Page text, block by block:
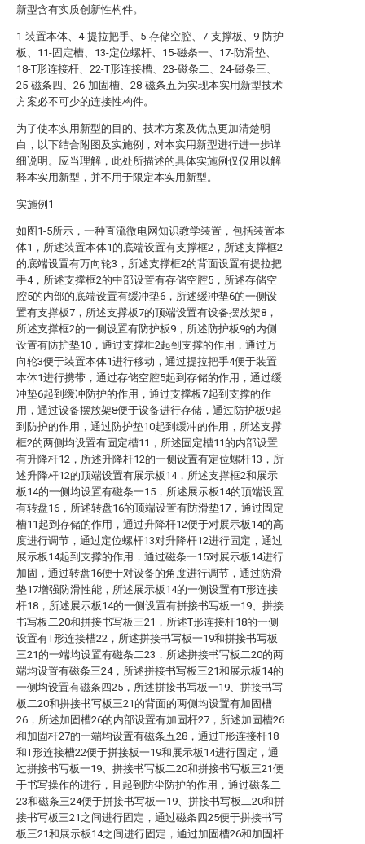
新型含有实质创新性构件。
1-装置本体、4-提拉把手、5-存储空腔、7-支撑板、9-防护
板、11-固定槽、13-定位螺杆、15-磁条一、17-防滑垫、
18-T形连接杆、22-T形连接槽、23-磁条二、24-磁条三、
25-磁条四、26-加固槽、28-磁条五为实现本实用新型技术
方案必不可少的连接性构件。
为了使本实用新型的目的、技术方案及优点更加清楚明
白，以下结合附图及实施例，对本实用新型进行进一步详
细说明。应当理解，此处所描述的具体实施例仅仅用以解
释本实用新型，并不用于限定本实用新型。
实施例1
如图1-5所示，一种直流微电网知识教学装置，包括装置本
体1，所述装置本体1的底端设置有支撑框2，所述支撑框2
的底端设置有万向轮3，所述支撑框2的背面设置有提拉把
手4，所述支撑框2的中部设置有存储空腔5，所述存储空
腔5的内部的底端设置有缓冲垫6，所述缓冲垫6的一侧设
置有支撑板7，所述支撑板7的顶端设置有设备摆放架8，
所述支撑框2的一侧设置有防护板9，所述防护板9的内侧
设置有防护垫10，通过支撑框2起到支撑的作用，通过万
向轮3便于装置本体1进行移动，通过提拉把手4便于装置
本体1进行携带，通过存储空腔5起到存储的作用，通过缓
冲垫6起到缓冲防护的作用，通过支撑板7起到支撑的作
用，通过设备摆放架8便于设备进行存储，通过防护板9起
到防护的作用，通过防护垫10起到缓冲的作用，所述支撑
框2的两侧均设置有固定槽11，所述固定槽11的内部设置
有升降杆12，所述升降杆12的一侧设置有定位螺杆13，所
述升降杆12的顶端设置有展示板14，所述支撑框2和展示
板14的一侧均设置有磁条一15，所述展示板14的顶端设置
有转盘16，所述转盘16的顶端设置有防滑垫17，通过固定
槽11起到存储的作用，通过升降杆12便于对展示板14的高
度进行调节，通过定位螺杆13对升降杆12进行固定，通过
展示板14起到支撑的作用，通过磁条一15对展示板14进行
加固，通过转盘16便于对设备的角度进行调节，通过防滑
垫17增强防滑性能，所述展示板14的一侧设置有T形连接
杆18，所述展示板14的一侧设置有拼接书写板一19、拼接
书写板二20和拼接书写板三21，所述T形连接杆18的一侧
设置有T形连接槽22，所述拼接书写板一19和拼接书写板
三21的一端均设置有磁条二23，所述拼接书写板二20的两
端均设置有磁条三24，所述拼接书写板三21和展示板14的
一侧均设置有磁条四25，所述拼接书写板一19、拼接书写
板二20和拼接书写板三21的背面的两侧均设置有加固槽
26，所述加固槽26的内部设置有加固杆27，所述加固槽26
和加固杆27的一端均设置有磁条五28，通过T形连接杆18
和T形连接槽22便于拼接板一19和展示板14进行固定，通
过拼接书写板一19、拼接书写板二20和拼接书写板三21便
于书写操作的进行，且起到防尘防护的作用，通过磁条二
23和磁条三24便于拼接书写板一19、拼接书写板二20和拼
接书写板三21之间进行固定，通过磁条四25便于拼接书写
板三21和展示板14之间进行固定，通过加固槽26和加固杆